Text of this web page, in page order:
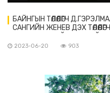
БАЙНГЫН ТӨЛӨӨЛӨГЧ
САНГИЙН ЖЕНЕВ ДЭХ
ХҮЛЭЭН АВЧ УУЛЗАВ
2023-06-20 903